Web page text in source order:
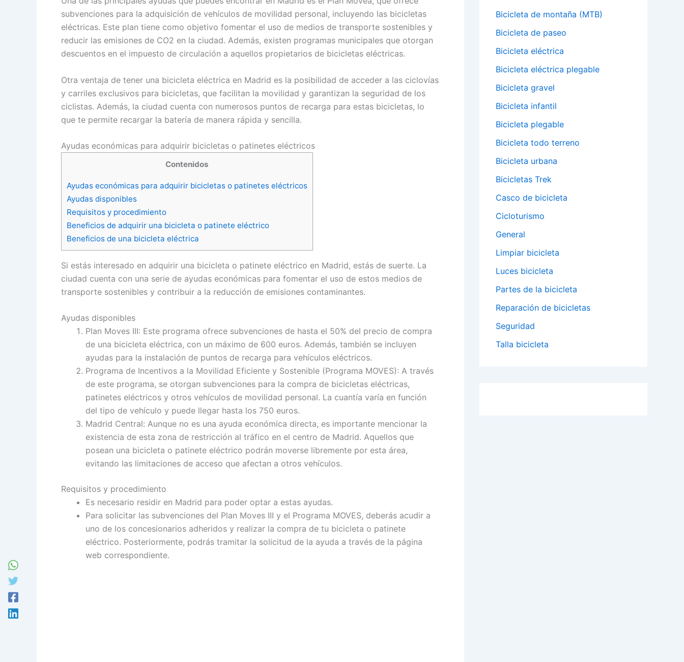
subvenciones para la adquisición de vehículos de movilidad personal, incluyendo las bicicletas
eléctricas. Este plan tiene como objetivo fomentar el uso de medios de transporte sostenibles y
reducir las emisiones de CO2 en la ciudad. Además, existen programas municipales que otorgan
descuentos en el impuesto de circulación a aquellos propietarios de bicicletas eléctricas.
Otra ventaja de tener una bicicleta eléctrica en Madrid es la posibilidad de acceder a las ciclovías
y carriles exclusivos para bicicletas, que facilitan la movilidad y garantizan la seguridad de los
ciclistas. Además, la ciudad cuenta con numerosos puntos de recarga para estas bicicletas, lo
que te permite recargar la batería de manera rápida y sencilla.
Ayudas económicas para adquirir bicicletas o patinetes eléctricos
Contenidos
Ayudas económicas para adquirir bicicletas o patinetes eléctricos
Ayudas disponibles
Requisitos y procedimiento
Beneficios de adquirir una bicicleta o patinete eléctrico
Beneficios de una bicicleta eléctrica
Si estás interesado en adquirir una bicicleta o patinete eléctrico en Madrid, estás de suerte. La
ciudad cuenta con una serie de ayudas económicas para fomentar el uso de estos medios de
transporte sostenibles y contribuir a la reducción de emisiones contaminantes.
Ayudas disponibles
Plan Moves III: Este programa ofrece subvenciones de hasta el 50% del precio de compra
de una bicicleta eléctrica, con un máximo de 600 euros. Además, también se incluyen
ayudas para la instalación de puntos de recarga para vehículos eléctricos.
Programa de Incentivos a la Movilidad Eficiente y Sostenible (Programa MOVES): A través
de este programa, se otorgan subvenciones para la compra de bicicletas eléctricas,
patinetes eléctricos y otros vehículos de movilidad personal. La cuantía varía en función
del tipo de vehículo y puede llegar hasta los 750 euros.
Madrid Central: Aunque no es una ayuda económica directa, es importante mencionar la
existencia de esta zona de restricción al tráfico en el centro de Madrid. Aquellos que
posean una bicicleta o patinete eléctrico podrán moverse libremente por esta área,
evitando las limitaciones de acceso que afectan a otros vehículos.
Requisitos y procedimiento
Es necesario residir en Madrid para poder optar a estas ayudas.
Para solicitar las subvenciones del Plan Moves III y el Programa MOVES, deberás acudir a
uno de los concesionarios adheridos y realizar la compra de tu bicicleta o patinete
eléctrico. Posteriormente, podrás tramitar la solicitud de la ayuda a través de la página
web correspondiente.
Bicicleta de montaña (MTB)
Bicicleta de paseo
Bicicleta eléctrica
Bicicleta eléctrica plegable
Bicicleta gravel
Bicicleta infantil
Bicicleta plegable
Bicicleta todo terreno
Bicicleta urbana
Bicicletas Trek
Casco de bicicleta
Cicloturismo
General
Limpiar bicicleta
Luces bicicleta
Partes de la bicicleta
Reparación de bicicletas
Seguridad
Talla bicicleta